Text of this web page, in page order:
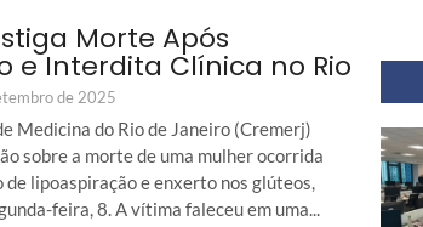
Morte Após
e Interdita Clínica no Rio
de 2025
Medicina do Rio de Janeiro (Cremerj)
sobre a morte de uma mulher ocorrida
de lipoaspiração e enxerto nos glúteos,
feira, 8. A vítima faleceu em uma...